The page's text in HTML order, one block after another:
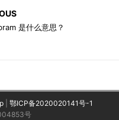
是什么意思？
鄂ICP备2020020141号-1
号